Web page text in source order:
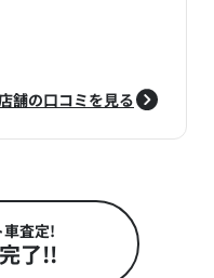
舗の口コミを見る
車査定!
了!!